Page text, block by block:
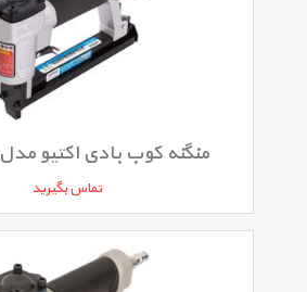
منگنه کوب بادی اکتیو مدل AC8016
تماس بگیرید